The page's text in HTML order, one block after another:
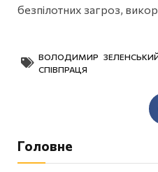
безпілотних загроз,
ВОЛОДИМИР
СПІВПРАЦЯ
Головне